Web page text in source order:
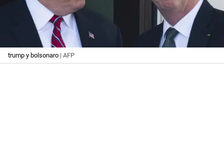
trump y bolsonaro | AFP